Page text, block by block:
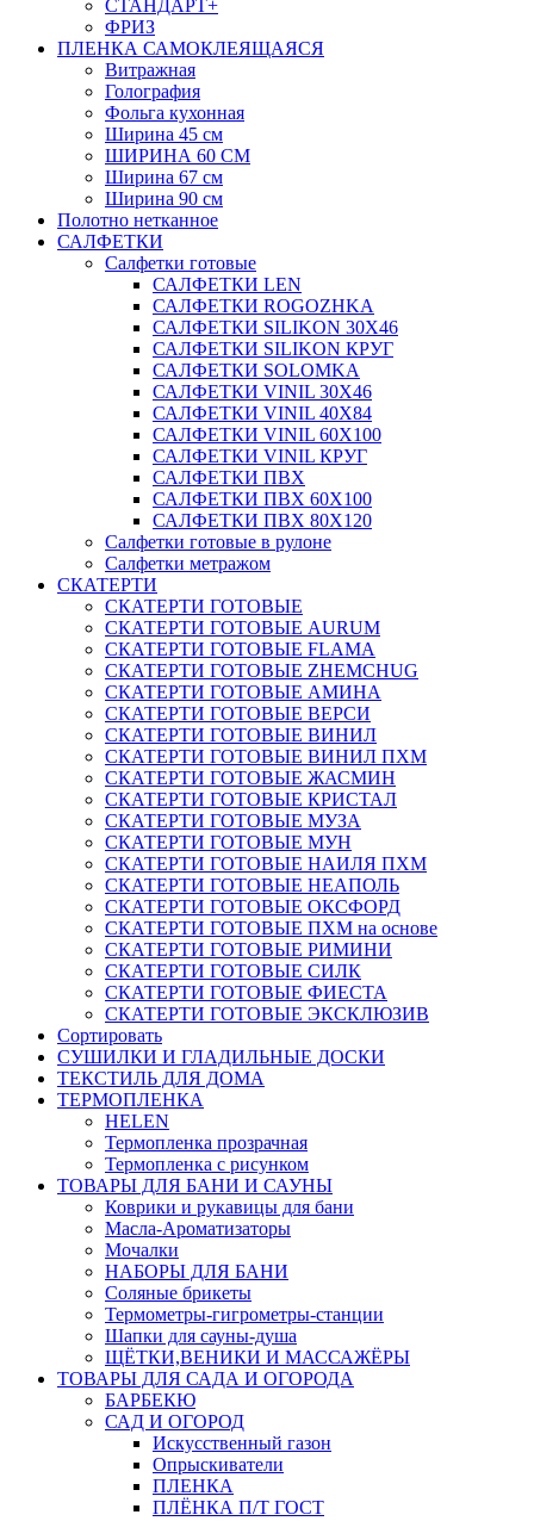
СТАНДАРТ+
ФРИЗ
ПЛЕНКА САМОКЛЕЯЩАЯСЯ
Витражная
Голография
Фольга кухонная
Ширина 45 см
ШИРИНА 60 СМ
Ширина 67 см
Ширина 90 см
Полотно нетканное
САЛФЕТКИ
Салфетки готовые
САЛФЕТКИ LEN
САЛФЕТКИ ROGOZHKA
САЛФЕТКИ SILIKON 30Х46
САЛФЕТКИ SILIKON КРУГ
САЛФЕТКИ SOLOMKA
САЛФЕТКИ VINIL 30Х46
САЛФЕТКИ VINIL 40Х84
САЛФЕТКИ VINIL 60Х100
САЛФЕТКИ VINIL КРУГ
САЛФЕТКИ ПВХ
САЛФЕТКИ ПВХ 60Х100
САЛФЕТКИ ПВХ 80Х120
Салфетки готовые в рулоне
Салфетки метражом
СКАТЕРТИ
СКАТЕРТИ ГОТОВЫЕ
СКАТЕРТИ ГОТОВЫЕ AURUM
СКАТЕРТИ ГОТОВЫЕ FLAMA
СКАТЕРТИ ГОТОВЫЕ ZHEMCHUG
СКАТЕРТИ ГОТОВЫЕ АМИНА
СКАТЕРТИ ГОТОВЫЕ ВЕРСИ
СКАТЕРТИ ГОТОВЫЕ ВИНИЛ
СКАТЕРТИ ГОТОВЫЕ ВИНИЛ ПХМ
СКАТЕРТИ ГОТОВЫЕ ЖАСМИН
СКАТЕРТИ ГОТОВЫЕ КРИСТАЛ
СКАТЕРТИ ГОТОВЫЕ МУЗА
СКАТЕРТИ ГОТОВЫЕ МУН
СКАТЕРТИ ГОТОВЫЕ НАИЛЯ ПХМ
СКАТЕРТИ ГОТОВЫЕ НЕАПОЛЬ
СКАТЕРТИ ГОТОВЫЕ ОКСФОРД
СКАТЕРТИ ГОТОВЫЕ ПХМ на основе
СКАТЕРТИ ГОТОВЫЕ РИМИНИ
СКАТЕРТИ ГОТОВЫЕ СИЛК
СКАТЕРТИ ГОТОВЫЕ ФИЕСТА
СКАТЕРТИ ГОТОВЫЕ ЭКСКЛЮЗИВ
Сортировать
СУШИЛКИ И ГЛАДИЛЬНЫЕ ДОСКИ
ТЕКСТИЛЬ ДЛЯ ДОМА
ТЕРМОПЛЕНКА
HELEN
Термопленка прозрачная
Термопленка с рисунком
ТОВАРЫ ДЛЯ БАНИ И САУНЫ
Коврики и рукавицы для бани
Масла-Aроматизаторы
Мочалки
НАБОРЫ ДЛЯ БАНИ
Соляные брикеты
Термометры-гигрометры-станции
Шапки для сауны-душа
ЩЁТКИ,ВЕНИКИ И МАССАЖЁРЫ
ТОВАРЫ ДЛЯ САДА И ОГОРОДА
БАРБЕКЮ
САД И ОГОРОД
Искусственный газон
Опрыскиватели
ПЛЕНКА
ПЛЁНКА П/Т ГОСТ